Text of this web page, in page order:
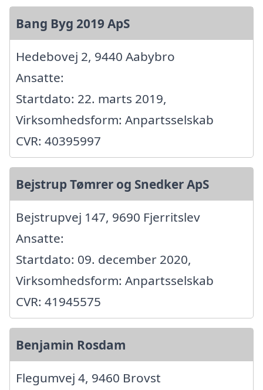
Bang Byg 2019 ApS
Hedebovej 2, 9440 Aabybro
Ansatte:
Startdato: 22. marts 2019,
Virksomhedsform: Anpartsselskab
CVR: 40395997
Bejstrup Tømrer og Snedker ApS
Bejstrupvej 147, 9690 Fjerritslev
Ansatte:
Startdato: 09. december 2020,
Virksomhedsform: Anpartsselskab
CVR: 41945575
Benjamin Rosdam
Flegumvej 4, 9460 Brovst